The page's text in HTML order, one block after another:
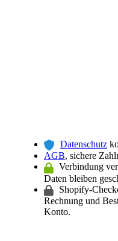
Datenschutz
AGB, sichere
Verbindung
Daten bleiben
Shopify-
Rechnung und
Konto.